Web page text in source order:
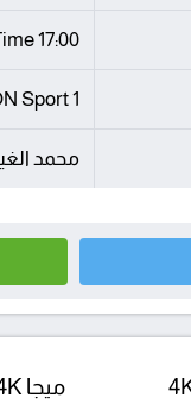
17:00 Time
Sport 1
محمد
ميجا 4K مباشر